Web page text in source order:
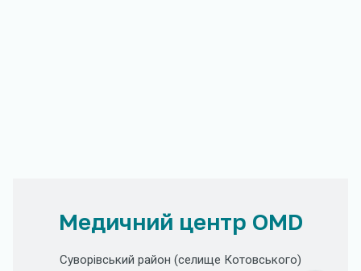
Медичний центр OMD
Суворівський район (селище Котовського)